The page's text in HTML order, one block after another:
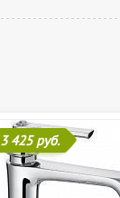
425 руб.